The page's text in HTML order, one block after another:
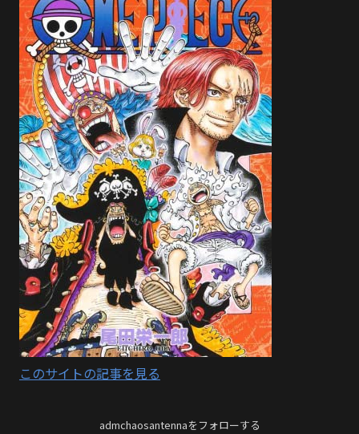
このサイトの記事を見る
admchaosantennaをフォローする